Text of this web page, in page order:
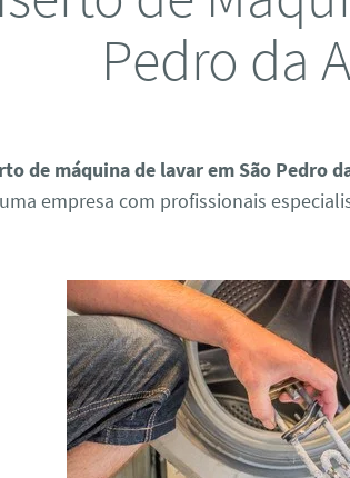
Pedro da
de máquina de lavar em São Pedro
empresa com profissionais